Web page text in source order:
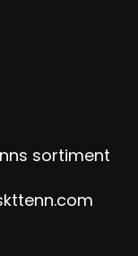
sortiment